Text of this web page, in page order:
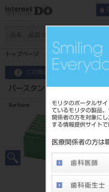
モリタのポータルサ
ているモリタの製品
関係者の方を対象に
する情報提供サイトで
医療関係者の方は
トップページ バースタンド 新型 タ
この商品に関するお問い合わせ
バースタンド 新型 タイプ2
Bur Stand